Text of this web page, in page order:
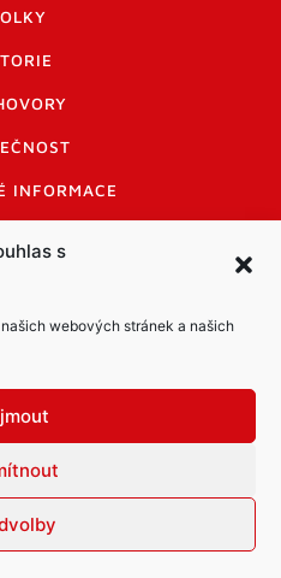
s
webových stránek a našich
INFORMACE
DISKUTUJÍCÍCH
MANUÁL
osobních údajů